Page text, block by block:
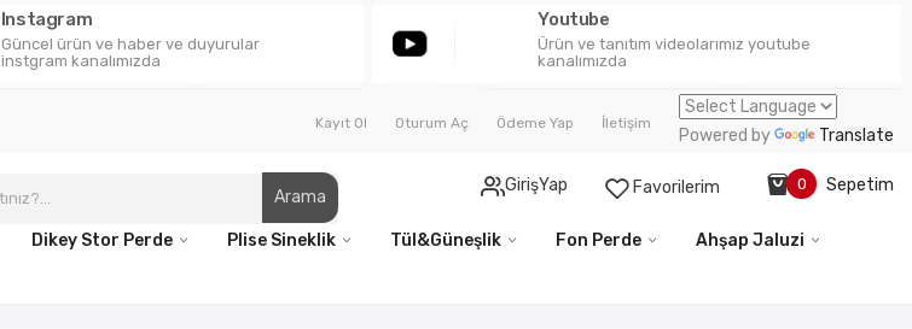
Instagram
Güncel ürün ve haber ve duyurular
instgram kanalımızda
Youtube
Ürün ve tanıtım videolarımız youtube
kanalımızda
Kayıt Ol Oturum Aç Ödeme Yap İletişim
Powered by Translate
GirişYap Favorilerim 0 Sepetim
Arama
Dikey Stor Perde Plise Sineklik Tül&Güneşlik Fon Perde Ahşap Jaluzi